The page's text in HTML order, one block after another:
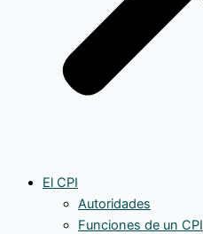
El CPI
Autoridades
Funciones de un CPI